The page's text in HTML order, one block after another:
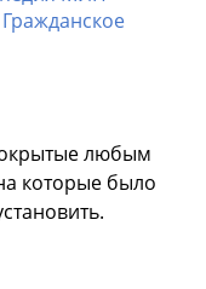
Гражданское
любым
которые было